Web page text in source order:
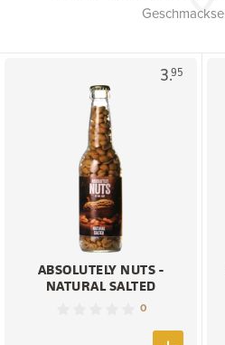
3.95
ABSOLUTELY NUTS -
NATURAL SALTED
0